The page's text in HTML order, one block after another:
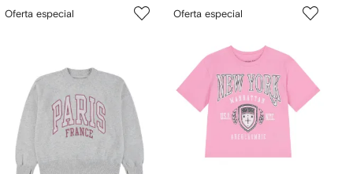
Oferta especial Oferta especial